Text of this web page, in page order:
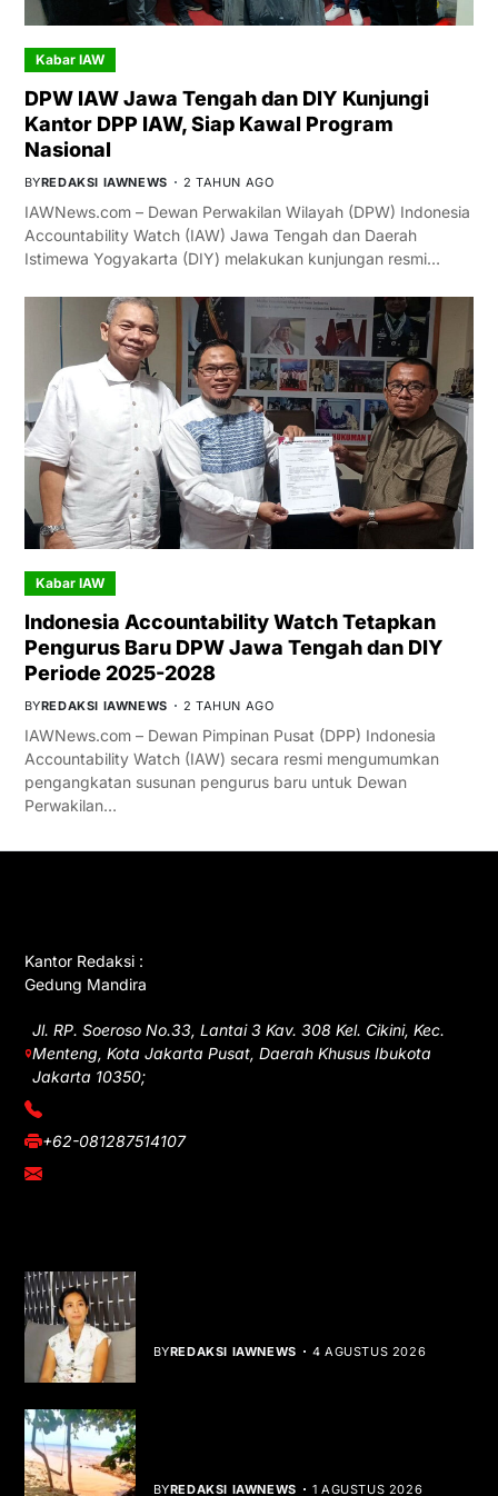
Kabar IAW
DPW IAW Jawa Tengah dan DIY Kunjungi
Kantor DPP IAW, Siap Kawal Program
Nasional
BYREDAKSI IAWNEWS 2 TAHUN AGO
IAWNews.com – Dewan Perwakilan Wilayah (DPW) Indonesia
Accountability Watch (IAW) Jawa Tengah dan Daerah
Istimewa Yogyakarta (DIY) melakukan kunjungan resmi…
Kabar IAW
Indonesia Accountability Watch Tetapkan
Pengurus Baru DPW Jawa Tengah dan DIY
Periode 2025-2028
BYREDAKSI IAWNEWS 2 TAHUN AGO
IAWNews.com – Dewan Pimpinan Pusat (DPP) Indonesia
Accountability Watch (IAW) secara resmi mengumumkan
pengangkatan susunan pengurus baru untuk Dewan
Perwakilan…
Kantor Redaksi :
Gedung Mandira
Jl. RP. Soeroso No.33, Lantai 3 Kav. 308 Kel. Cikini, Kec.
Menteng, Kota Jakarta Pusat, Daerah Khusus Ibukota
Jakarta 10350;
(021) 3908026
+62-081287514107
adm@iawnews.com
BYREDAKSI IAWNEWS 4 AGUSTUS 2026
BYREDAKSI IAWNEWS 1 AGUSTUS 2026